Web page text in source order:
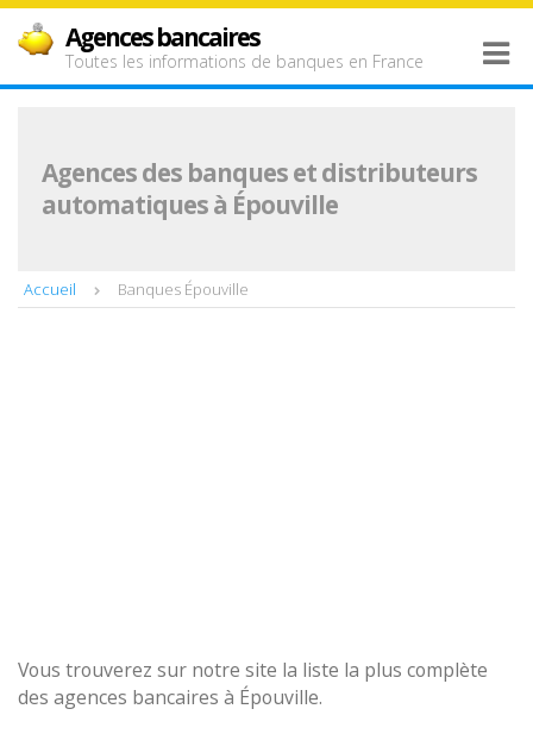
Agences bancaires
Toutes les informations de banques en France
Agences des banques et distributeurs
automatiques à Épouville
Accueil Banques Épouville
Vous trouverez sur notre site la liste la plus complète
des agences bancaires à Épouville.